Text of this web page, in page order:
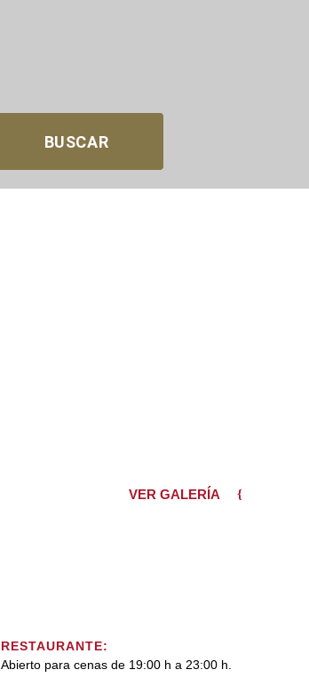
BUSCAR
VER GALERÍA
RESTAURANTE:
Abierto para cenas de 19:00 h a 23:00 h.